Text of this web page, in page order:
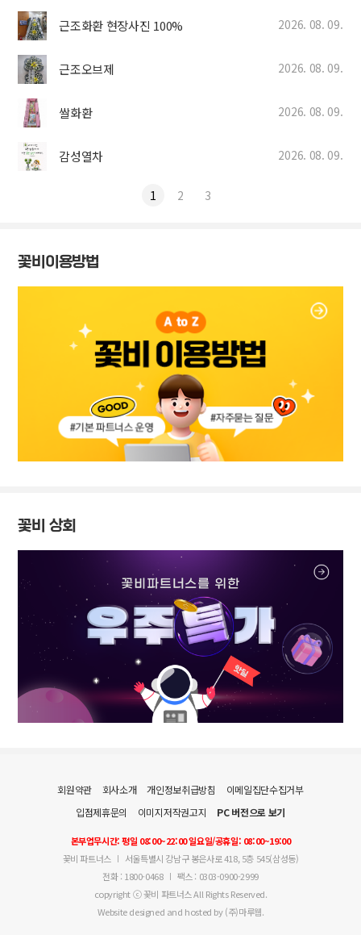
근조화환 현장사진 100% 2026. 08. 09.
근조오브제 2026. 08. 09.
쌀화환 2026. 08. 09.
감성열차 2026. 08. 09.
1 2 3
꽃비이용방법
꽃비 상회
회원약관 회사소개 개인정보취급방침
이메일집단수집거부
입점제휴문의
이미지저작권고지 PC 버전으로 보기
본부업무시간: 평일 08:00~22:00 일요일/공휴일: 08:00~19:00
꽃비 파트너스
서울특별시 강남구 봉은사로 418, 5층 545(삼성동)
전화 : 1800-0468
팩스 : 0303-0900-2999
copyright ⓒ 꽃비 파트너스 All Rights Reserved.
Website designed and hosted by (주)마루웹.